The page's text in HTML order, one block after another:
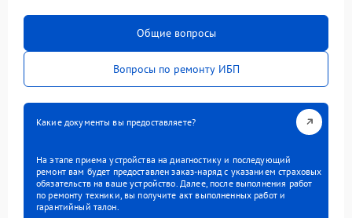
Общие вопросы
Вопросы по ремонту ИБП
Какие документы вы предоставляете?
На этапе приема устройства на диагностику и последующий
ремонт вам будет предоставлен заказ-наряд с указанием страховых
обязательств на ваше устройство. Далее, после выполнения работ
по ремонту техники, вы получите акт выполненных работ и
гарантийный талон.